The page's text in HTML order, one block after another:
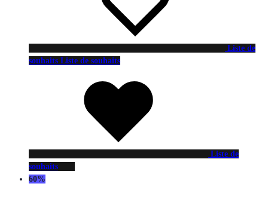
Liste de
souhaits Liste de souhaits
Liste de
souhaits
60%